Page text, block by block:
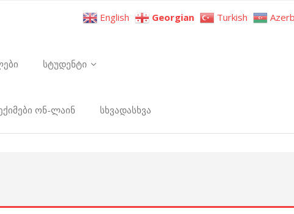
სტუდენტი
ონ-ლაინ სხვადასხვა
English Georgian Turkish